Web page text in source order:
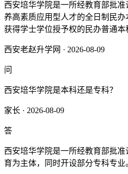
西安培华学院是一所经教育部批
养高素质应用型人才的全日制民
获得学士学位授予权的民办普通本
西安老赵升学网 · 2026-08-09
问
西安培华学院是本科还是专科？
家长 · 2026-08-09
答
西安培华学院是一所经教育部批
育为主体，同时开设部分专科专业